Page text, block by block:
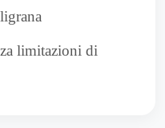
limitazioni di